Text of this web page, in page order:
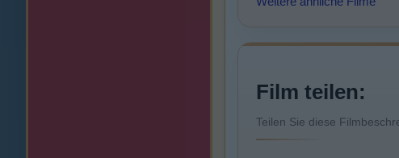
Film teilen:
Teilen Sie diese